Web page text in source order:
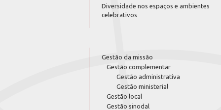
Diversidade nos espaços e ambientes
celebrativos
Gestão da missão
Gestão complementar
Gestão administrativa
Gestão ministerial
Gestão local
Gestão sinodal